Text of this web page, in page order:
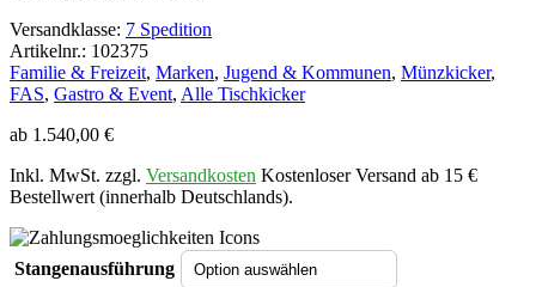
Versandklasse: 7 Spedition
Artikelnr.: 102375
Familie & Freizeit, Marken, Jugend & Kommunen, Münzkicker,
FAS, Gastro & Event, Alle Tischkicker
ab 1.540,00 €
Inkl. MwSt. zzgl. Versandkosten Kostenloser Versand ab 15 €
Bestellwert (innerhalb Deutschlands).
Stangenausführung